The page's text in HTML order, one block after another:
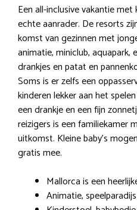
Een all-inclusive vakantie
echte aanrader. De resorts
komst van gezinnen met
animatie, miniclub, aquapark,
drankjes en patat en
Soms is er zelfs een
kinderen lekker aan het
een drankje en een fijn
reizigers is een familiekamer
uitkomst. Kleine baby’s
gratis mee.
Mallorca is een
Animatie,